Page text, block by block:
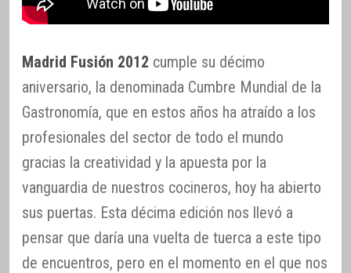
Madrid Fusión 2012 cumple su décimo
aniversario, la denominada Cumbre Mundial de la
Gastronomía, que en estos años ha atraído a los
profesionales del sector de todo el mundo
gracias la creatividad y la apuesta por la
vanguardia de nuestros cocineros, hoy ha abierto
sus puertas. Esta décima edición nos llevó a
pensar que daría una vuelta de tuerca a este tipo
de encuentros, pero en el momento en el que nos